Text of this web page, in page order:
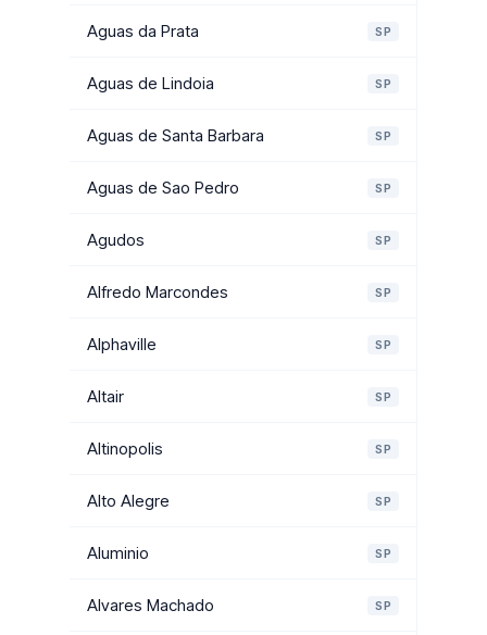
Aguas da Prata SP
Aguas de Lindoia SP
Aguas de Santa Barbara SP
Aguas de Sao Pedro SP
Agudos SP
Alfredo Marcondes SP
Alphaville SP
Altair SP
Altinopolis SP
Alto Alegre SP
Aluminio SP
Alvares Machado SP